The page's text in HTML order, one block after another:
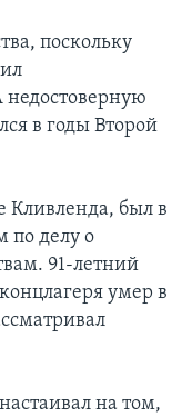
поскольку
в годы Второй
был в
по делу о
91-летний
умер в
на том,